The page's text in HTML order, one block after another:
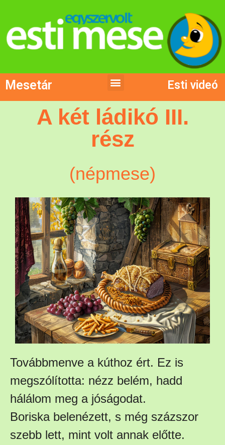
Mesetár Esti videó
A két ládikó III.
rész
(népmese)
Továbbmenve a kúthoz ért. Ez is
megszólította: nézz belém, hadd
hálálom meg a jóságodat.
Boriska belenézett, s még százszor
szebb lett, mint volt annak előtte.